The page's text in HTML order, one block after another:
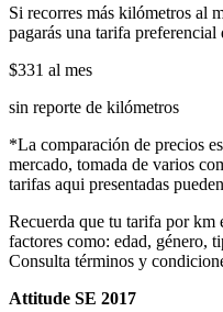
Si recorres más kilómetros al
pagarás una tarifa preferencial
$331 al mes
sin reporte de kilómetros
*La comparación de precios
mercado, tomada de varios
tarifas aqui presentadas
Recuerda que tu tarifa por km
factores como: edad, género,
Consulta términos y
Attitude SE 2017